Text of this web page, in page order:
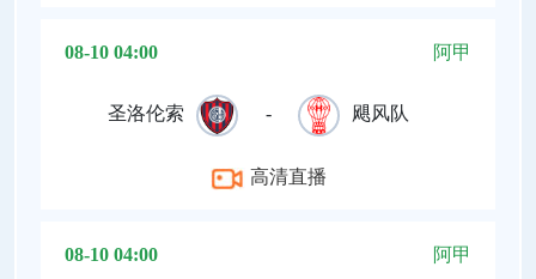
08-10 04:00 阿甲
圣洛伦索 - 飓风队
高清直播
08-10 04:00 阿甲